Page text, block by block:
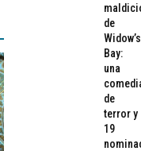
de
Widow’s
Bay:
una
de
terror y
19